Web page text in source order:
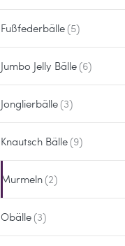
Fußfederbälle
Jumbo Jelly Bälle
Jonglierbälle
Knautsch Bälle
Murmeln
Obälle